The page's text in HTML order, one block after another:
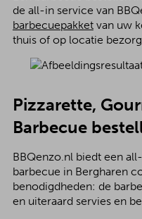
de all-in service van
barbecuepakketvan uw
thuis of op locatie
Pizzarette,
Barbecue
BBQenzo.nl biedt een
barbecue in Bergharen
benodigdheden: de
en uiteraard servies en